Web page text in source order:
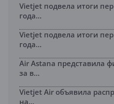
Vietjet подвела итоги
года...
Vietjet подвела итоги
года...
Air Astana представила
за в...
Vietjet Air объявила
на...